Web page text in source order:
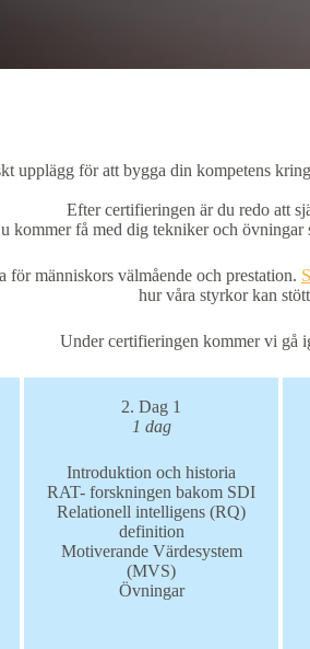
upplägg för att bygga din kompetens
Efter certifieringen är du redo att
kommer få med dig tekniker och övningar
för människors välmående och prestation.
hur våra styrkor kan
Under certifieringen kommer vi gå
2. Dag 1
1 dag
Introduktion och historia
RAT- forskningen bakom SDI
Relationell intelligens (RQ)
definition
Motiverande Värdesystem
(MVS)
Övningar